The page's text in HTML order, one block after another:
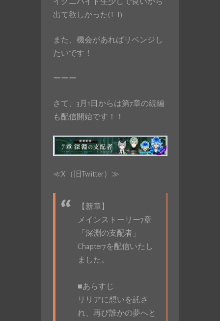
出て欲しかった(T_T)
また、機会があればリベンジし
たいです！
ーーー
さて、3月1日からは第7章の続編
も配信開始です！！
≪X（旧Twitter）≫
【新章】
メインストーリー7章
「深淵の支配者」
Chapter7を配信いたし
ました。
■あらすじ
リリアに想いを託さ
れ、再び誰かの夢へと